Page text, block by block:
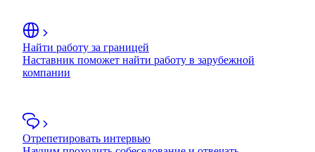
Найти работу за границей
Наставник поможет найти работу в зарубежной
компании
Отрепетировать интервью